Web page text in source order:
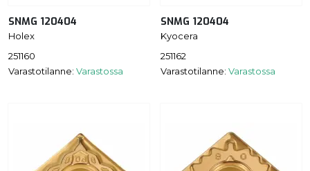
SNMG 120404
Holex
251160
Varastotilanne: Varastossa
SNMG 120404
Kyocera
251162
Varastotilanne: Varastossa